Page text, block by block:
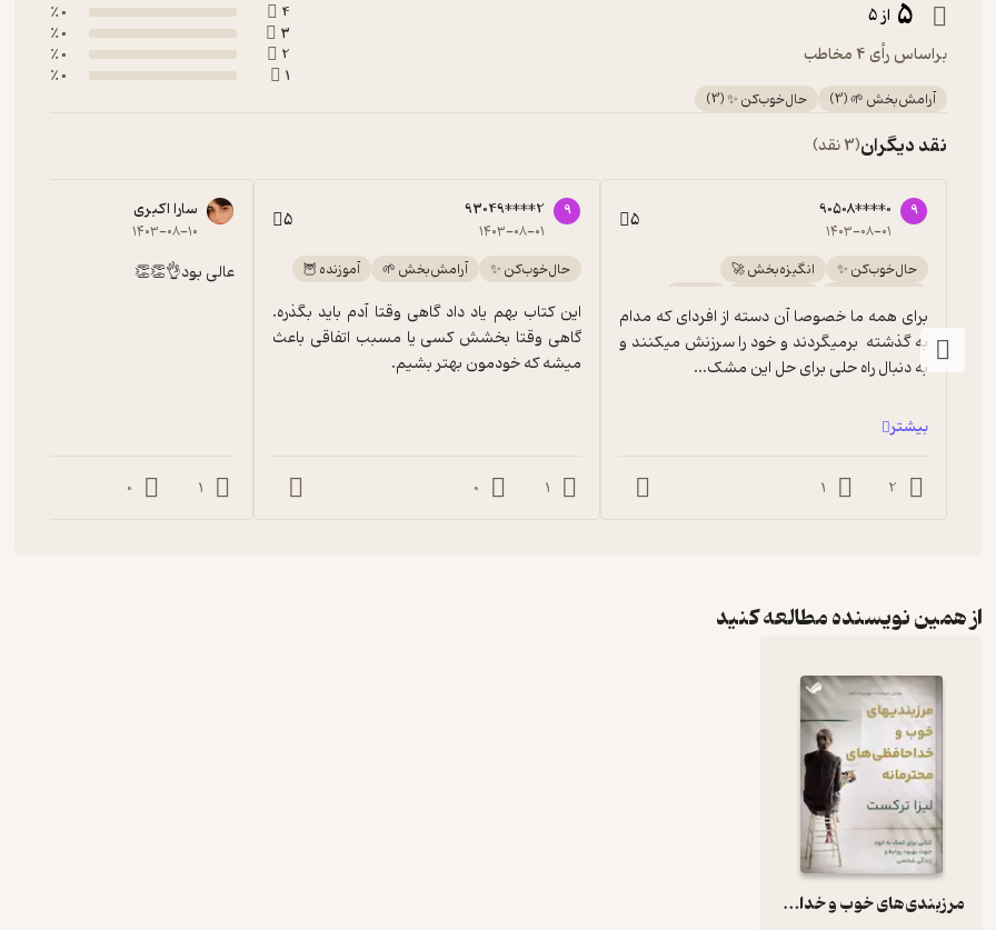
5 از 5
براساس رأی 4 مخاطب
آرامش‌بخش 🌱(
3
) حال‌خوب‌کن ✨(
3
)
4
0 ٪
3
0 ٪
2
0 ٪
1
0 ٪
نقد دیگران(3 نقد)
9
90508****0
۱۴۰۳-۰۸-۰۱ 5
حال‌خوب‌کن ✨
انگیزه‌بخش 🚀
گیرا 🧲
آموزنده 🦉
به دنبال راه حلی برای حل این مشک...
بیشتر
2
1
9
93049****2
۱۴۰۳-۰۸-۰۱ 5
حال‌خوب‌کن ✨ آرامش‌بخش 🌱 آموزنده 🦉
میشه که خودمون بهتر بشیم.
1
0
سارا اکبری
۱۴۰۳-۰۸-۱۰
عالی بود👌👏👏
1
0
از همین نویسنده مطالعه کنید
مرزبندی‌های خوب و خداحافظی‌های محترمانه